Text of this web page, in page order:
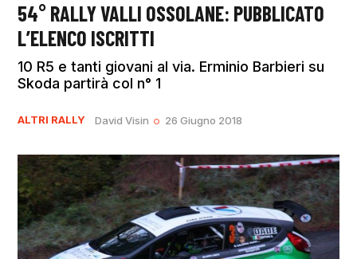
54° RALLY VALLI OSSOLANE: PUBBLICATO
L’ELENCO ISCRITTI
10 R5 e tanti giovani al via. Erminio Barbieri su
Skoda partirà col n° 1
ALTRI RALLY David Visin 26 Giugno 2018